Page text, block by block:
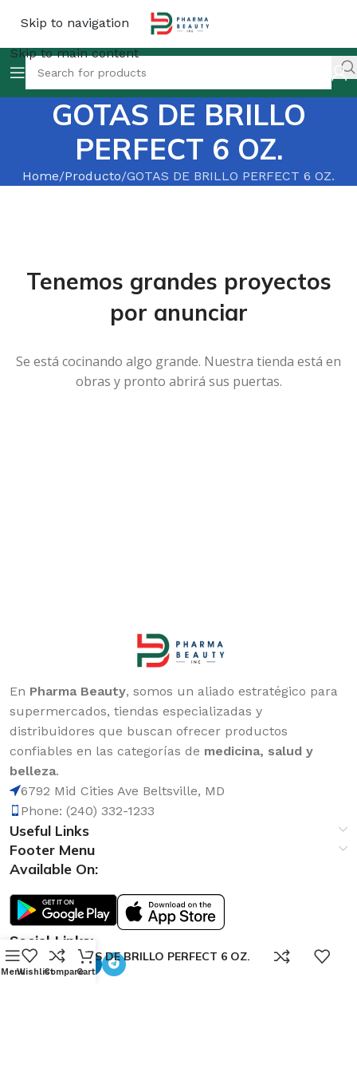
Skip to navigation
Skip to main content
GOTAS DE BRILLO
PERFECT 6 OZ.
Home Producto GOTAS DE BRILLO PERFECT 6 OZ.
Tenemos grandes proyectos
por anunciar
Se está cocinando algo grande. Nuestra tienda está en
obras y pronto abrirá sus puertas.
En Pharma Beauty, somos un aliado estratégico para
supermercados, tiendas especializadas y
distribuidores que buscan ofrecer productos
confiables en las categorías de medicina, salud y
belleza.
6792 Mid Cities Ave Beltsville, MD
Phone: (240) 332-1233
Useful Links
Footer Menu
Available On:
Social Links:
GOTAS DE BRILLO PERFECT 6 OZ.
MenuWishlistCompare
0
Cart